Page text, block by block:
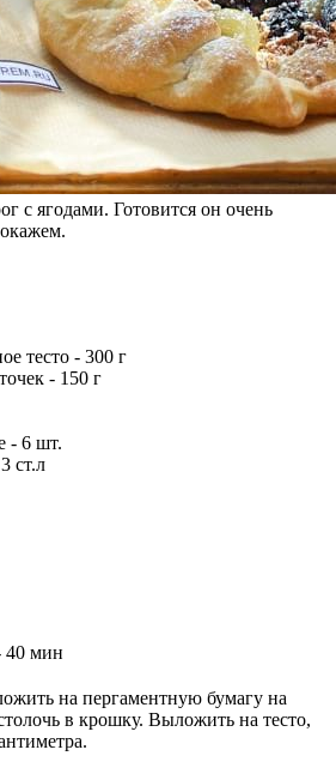
с ягодами. Готовится он очень
тесто - 300 г
- 150 г
- 6 шт.
3 ст.л
40 мин
на пергаментную бумагу на
в крошку. Выложить на тесто,